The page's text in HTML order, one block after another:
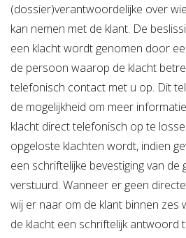
(dossier)verantwoordelijke over
kan nemen met de klant. De
een klacht wordt genomen door
de persoon waarop de klacht
telefonisch contact met u op. Dit
de mogelijkheid om meer
klacht direct telefonisch op te
opgeloste klachten wordt, indien
een schriftelijke bevestiging van de
verstuurd. Wanneer er geen
wij er naar om de klant binnen zes
de klacht een schriftelijk antwoord